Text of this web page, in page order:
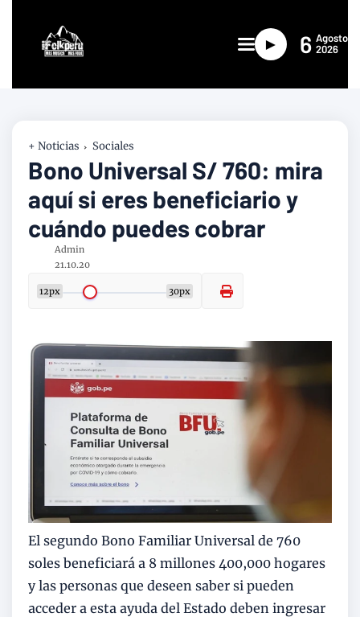
► 6 Agosto
2026
+ Noticias Sociales
Bono Universal S/ 760: mira
aquí si eres beneficiario y
cuándo puedes cobrar
Admin
21.10.20
12px 30px
El segundo Bono Familiar Universal de 760
soles beneficiará a 8 millones 400,000 hogares
y las personas que deseen saber si pueden
acceder a esta ayuda del Estado deben ingresar